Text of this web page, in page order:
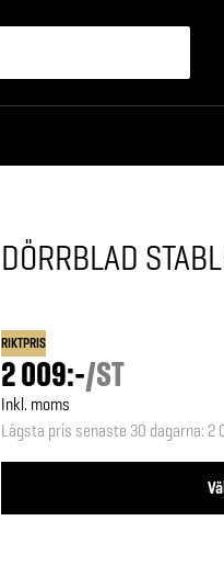
DÖRRBLAD
RIKTPRIS
2 009:-/ST
Inkl. moms
Lägsta pris senaste 30 dagarna: 2